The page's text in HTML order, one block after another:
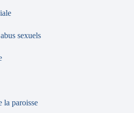
sexuels
la paroisse